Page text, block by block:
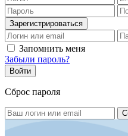
Запомнить меня
Забыли пароль?
Сброс пароля